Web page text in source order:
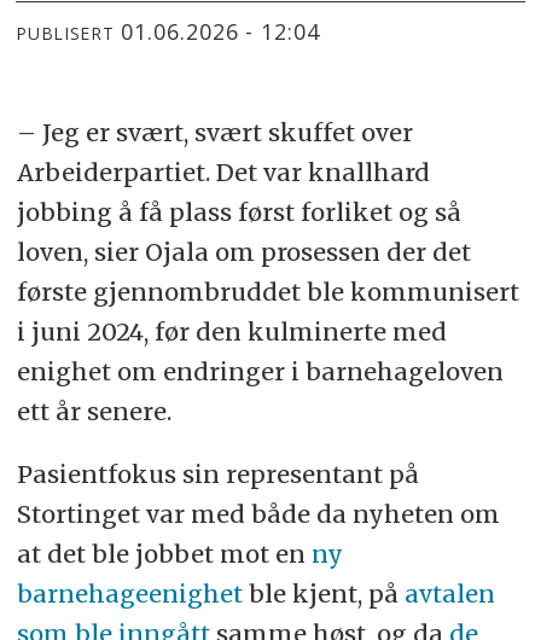
PUBLISERT 01.06.2026 - 12:04
– Jeg er svært, svært skuffet over
Arbeiderpartiet. Det var knallhard
jobbing å få plass først forliket og så
loven, sier Ojala om prosessen der det
første gjennombruddet ble kommunisert
i juni 2024, før den kulminerte med
enighet om endringer i barnehageloven
ett år senere.
Pasientfokus sin representant på
Stortinget var med både da nyheten om
at det ble jobbet mot en ny
barnehageenighetble kjent, på avtalen
som ble inngåttsamme høst, og da de